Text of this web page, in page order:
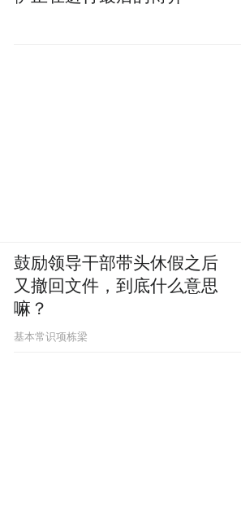
鼓励领导干部带头休假之后
又撤回文件，到底什么意思
嘛？
基本常识项栋梁